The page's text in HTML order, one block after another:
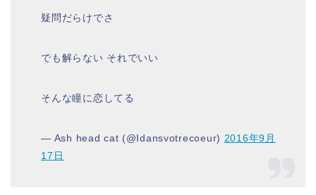
疑問だらけでさ
でも解らない それでいい
そんな瞳に恋してる
— Ash head cat (@Idansvotrecoeur) 2016年9月
17日